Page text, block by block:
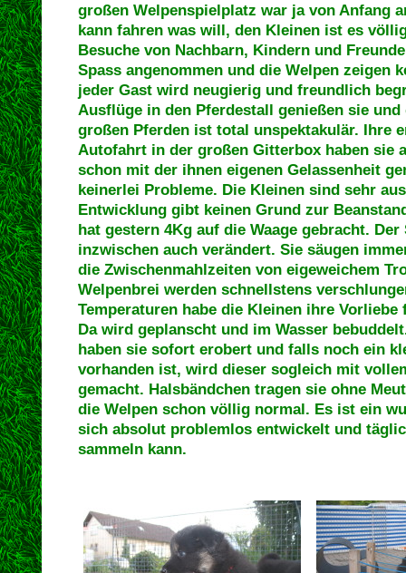
großen Welpenspielplatz war ja von Anfang
kann fahren was will, den Kleinen ist es
Besuche von Nachbarn, Kindern und
Spass angenommen und die Welpen zeigen
jeder Gast wird neugierig und freundlich
Ausflüge in den Pferdestall genießen sie
großen Pferden ist total unspektakulär. Ihre
Autofahrt in der großen Gitterbox haben sie
schon mit der ihnen eigenen Gelassenheit
keinerlei Probleme. Die Kleinen sind sehr
Entwicklung gibt keinen Grund zur
hat gestern 4Kg auf die Waage gebracht.
inzwischen auch verändert. Sie säugen
die Zwischenmahlzeiten von eigeweichem
Welpenbrei werden schnellstens
Temperaturen habe die Kleinen ihre Vorliebe
Da wird geplanscht und im Wasser
haben sie sofort erobert und falls noch ein
vorhanden ist, wird dieser sogleich mit
gemacht. Halsbändchen tragen sie ohne
die Welpen schon völlig normal. Es ist ein
sich absolut problemlos entwickelt und
sammeln kann.